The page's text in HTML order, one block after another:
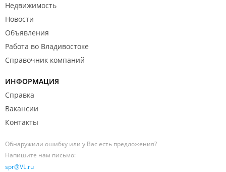
Недвижимость
Новости
Объявления
Работа во Владивостоке
Справочник компаний
ИНФОРМАЦИЯ
Справка
Вакансии
Контакты
Обнаружили ошибку или у Вас есть предложения?
Напишите нам письмо:
spr@VL.ru